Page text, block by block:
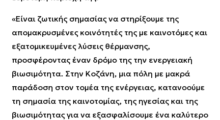
«Είναι ζωτικής σημασίας να στηρίξουμε της
απομακρυσμένες κοινότητές της με καινοτόμες και
εξατομικευμένες λύσεις θέρμανσης,
προσφέροντας έναν δρόμο της την ενεργειακή
βιωσιμότητα. Στην Κοζάνη, μια πόλη με μακρά
παράδοση στον τομέα της ενέργειας, κατανοούμε
τη σημασία της καινοτομίας, της ηγεσίας και της
βιωσιμότητας για να εξασφαλίσουμε ένα καλύτερο